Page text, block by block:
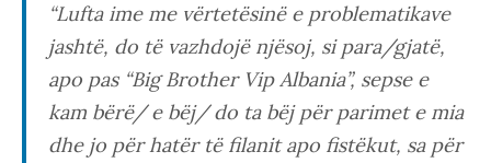
“Lufta ime me vërtetësinë e problematikave
jashtë, do të vazhdojë njësoj, si para/gjatë,
apo pas “Big Brother Vip Albania”, sepse e
kam bërë/ e bëj/ do ta bëj për parimet e mia
dhe jo për hatër të filanit apo fistëkut, sa për